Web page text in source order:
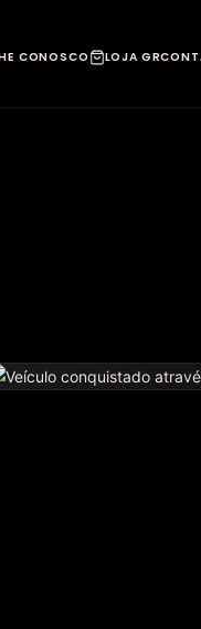
CONOSCO LOJA GR